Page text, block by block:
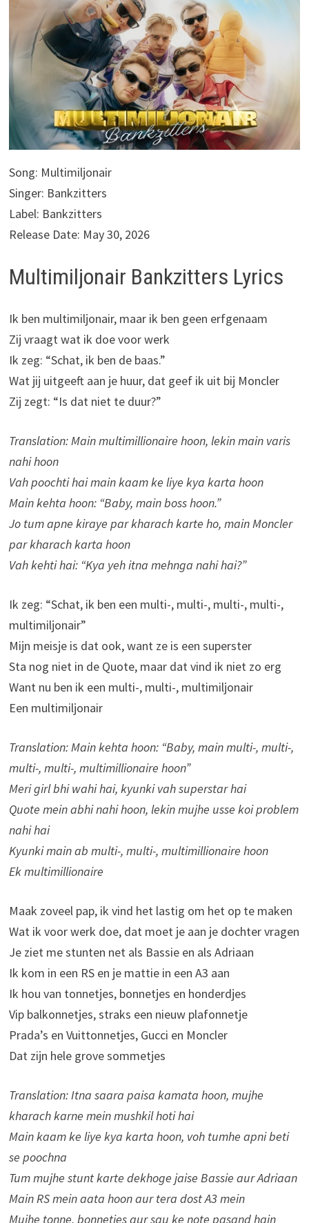
Song: Multimiljonair
Singer: Bankzitters
Label: Bankzitters
Release Date: May 30, 2026
Multimiljonair Bankzitters Lyrics
Ik ben multimiljonair, maar ik ben geen erfgenaam
Zij vraagt wat ik doe voor werk
Ik zeg: “Schat, ik ben de baas.”
Wat jij uitgeeft aan je huur, dat geef ik uit bij Moncler
Zij zegt: “Is dat niet te duur?”
Translation: Main multimillionaire hoon, lekin main varis
nahi hoon
Vah poochti hai main kaam ke liye kya karta hoon
Main kehta hoon: “Baby, main boss hoon.”
Jo tum apne kiraye par kharach karte ho, main Moncler
par kharach karta hoon
Vah kehti hai: “Kya yeh itna mehnga nahi hai?”
Ik zeg: “Schat, ik ben een multi-, multi-, multi-, multi-,
multimiljonair”
Mijn meisje is dat ook, want ze is een superster
Sta nog niet in de Quote, maar dat vind ik niet zo erg
Want nu ben ik een multi-, multi-, multimiljonair
Een multimiljonair
Translation: Main kehta hoon: “Baby, main multi-, multi-,
multi-, multi-, multimillionaire hoon”
Meri girl bhi wahi hai, kyunki vah superstar hai
Quote mein abhi nahi hoon, lekin mujhe usse koi problem
nahi hai
Kyunki main ab multi-, multi-, multimillionaire hoon
Ek multimillionaire
Maak zoveel pap, ik vind het lastig om het op te maken
Wat ik voor werk doe, dat moet je aan je dochter vragen
Je ziet me stunten net als Bassie en als Adriaan
Ik kom in een RS en je mattie in een A3 aan
Ik hou van tonnetjes, bonnetjes en honderdjes
Vip balkonnetjes, straks een nieuw plafonnetje
Prada’s en Vuittonnetjes, Gucci en Moncler
Dat zijn hele grove sommetjes
Translation: Itna saara paisa kamata hoon, mujhe
kharach karne mein mushkil hoti hai
Main kaam ke liye kya karta hoon, voh tumhe apni beti
se poochna
Tum mujhe stunt karte dekhoge jaise Bassie aur Adriaan
Main RS mein aata hoon aur tera dost A3 mein
Mujhe tonne, bonnetjes aur sau ke note pasand hain